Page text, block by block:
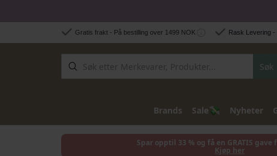
Hopp til innhold
Gratis frakt - På bestilling over 1499 NOK Rask Levering -
Søk
Brands Sale💸 Nyheter
Spar opptil 33 % og få en GRATIS
Kjøp her